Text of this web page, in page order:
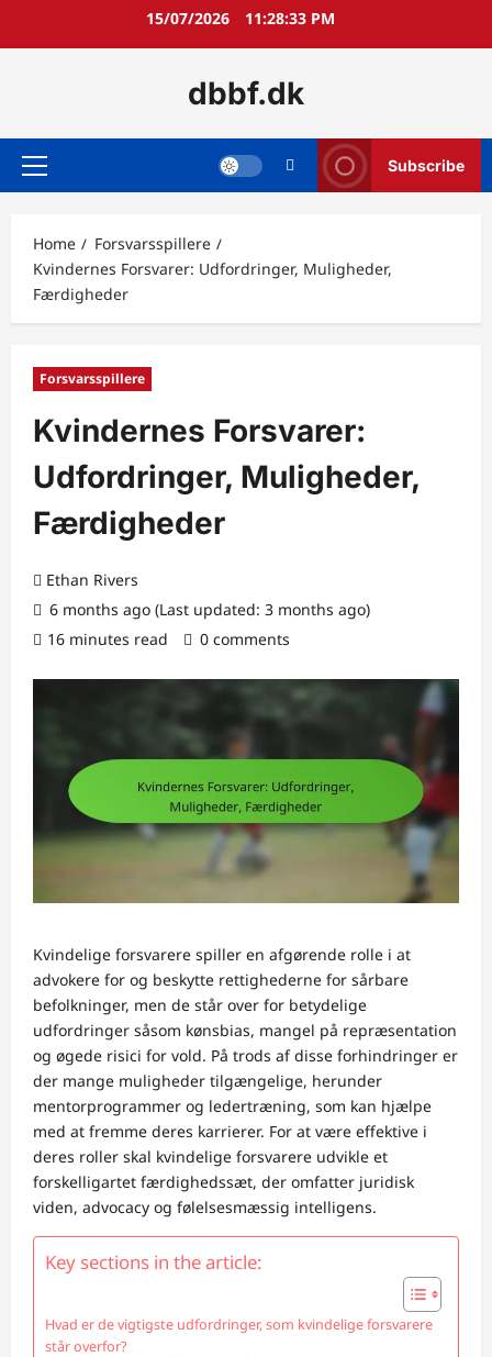
15/07/2026 11:28:34 PM
dbbf.dk
Primary
Subscribe
Home
Forsvarsspillere
Kvindernes Forsvarer: Udfordringer, Muligheder,
Færdigheder
Forsvarsspillere
Kvindernes Forsvarer:
Udfordringer, Muligheder,
Færdigheder
Ethan Rivers
6 months ago (Last updated: 3 months ago)
16 minutes read
0 comments
Kvindelige forsvarere spiller en afgørende rolle i at
advokere for og beskytte rettighederne for sårbare
befolkninger, men de står over for betydelige
udfordringer såsom kønsbias, mangel på repræsentation
og øgede risici for vold. På trods af disse forhindringer er
der mange muligheder tilgængelige, herunder
mentorprogrammer og ledertræning, som kan hjælpe
med at fremme deres karrierer. For at være effektive i
deres roller skal kvindelige forsvarere udvikle et
forskelligartet færdighedssæt, der omfatter juridisk
viden, advocacy og følelsesmæssig intelligens.
Key sections in the article:
Hvad er de vigtigste udfordringer, som kvindelige forsvarere
står overfor?